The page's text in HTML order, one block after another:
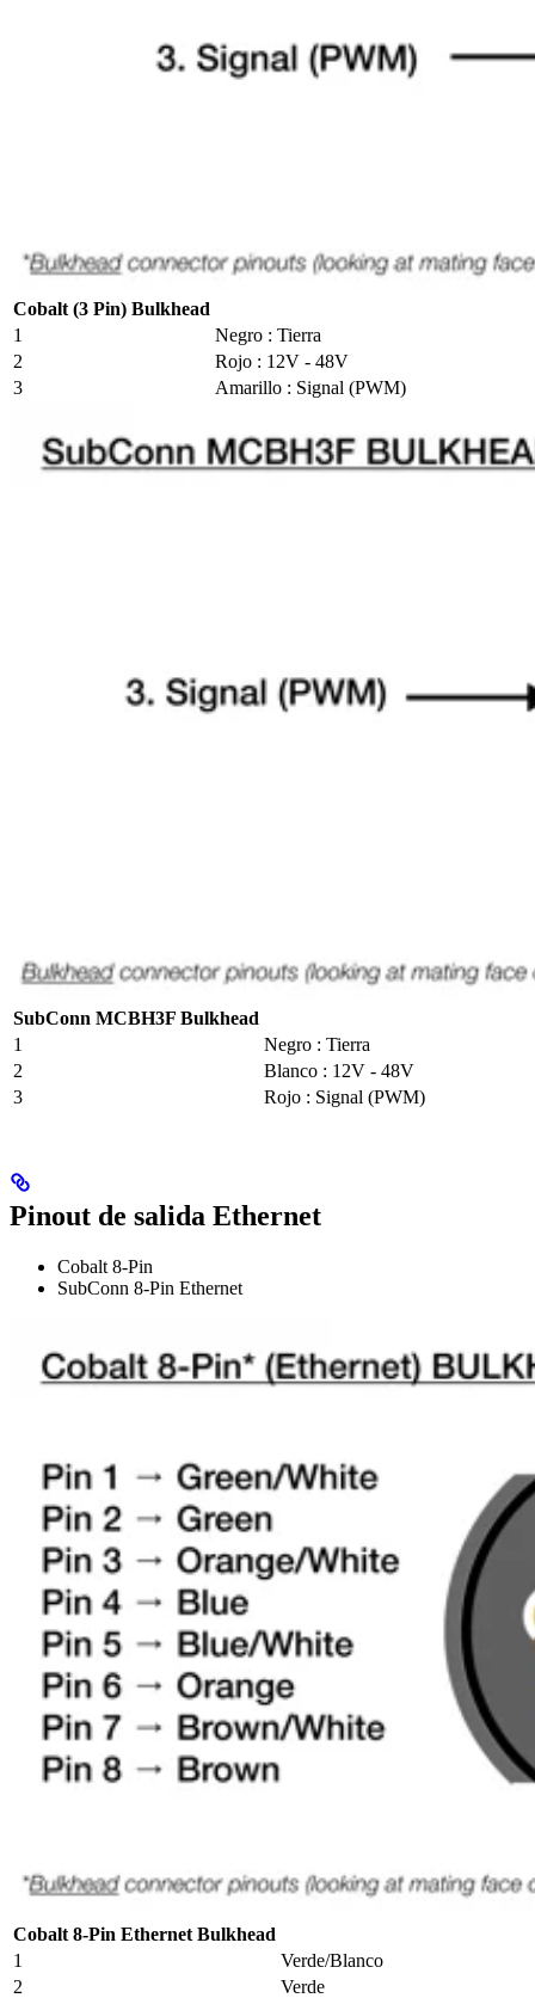
Cobalt (3 Pin) Bulkhead
1
Negro : Tierra
2
Rojo : 12V - 48V
3
Amarillo : Signal (PWM)
SubConn MCBH3F Bulkhead
1
Negro : Tierra
2
Blanco : 12V - 48V
3
Rojo : Signal (PWM)
Pinout de salida Ethernet
Cobalt 8-Pin
SubConn 8-Pin Ethernet
Cobalt 8-Pin Ethernet Bulkhead
1
Verde/Blanco
2
Verde